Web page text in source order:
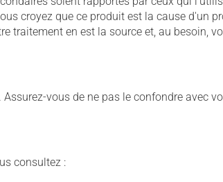
croyez que ce produit est la cause d'un
traitement en est la source et, au besoin,
vous de ne pas le confondre avec
consultez :